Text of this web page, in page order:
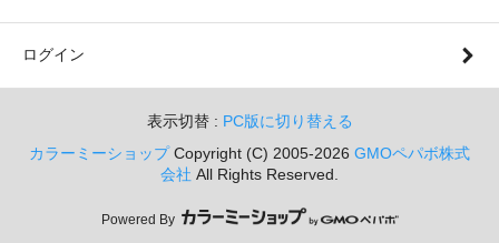
ログイン
表示切替 : PC版に切り替える
カラーミーショップCopyright (C) 2005-2026 GMOペパボ株式
会社 All Rights Reserved.
Powered By